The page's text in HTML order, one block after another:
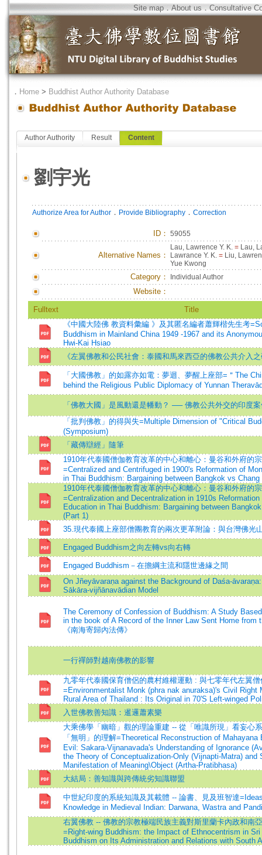
Site map．About us．Consultative
． Home > Buddhist Author Authority Database
Author Authority Result Content
劉宇光
Authorize Area for Author ． Provide Bibliography ． Correction
ID ： 59055
Alternative Names：
Lau, Lawrence Y. K. = Lau,
Lawrance Y. K. = Liu,
Yue Kwong
Category： Individual Author
Website：
Fulltext
Title
《中國大陸佛 教資料彙編 》及其匿名編者蕭輝楷先生考
Buddhism in Mainland China 1949 -1967 and its
Hwi-Kai Hsiao
《左翼佛教和公民社會：泰國和馬來西亞的佛教公共介入
「大國佛教」的如露亦如電：夢迴、夢醒上座部=＂The
behind the Religious Public Diplomacy of Yunnan
「佛教大國」是風動還是幡動？ ── 佛教公共外交的印度
「批判佛教」的得與失=Multiple Dimension of "Critical
(Symposium)
「藏傳辯經」隨筆
1910年代泰國僧伽教育改革的中心和離心：曼谷和外府的
=Centralized and Centrifuged in 1900's Reformation of
in Thai Buddhism: Bargaining between Bangkok vs Chang
1910年代泰國僧伽教育改革的中心和離心：曼谷和外府的
=Centralization and Decentralization in 1910s
Education in Thai Buddhism: Bargaining between
(Part 1)
35.現代泰國上座部僧團教育的兩次更革附論：與台灣佛光
Engaged Buddhism之向左轉vs向右轉
Engaged Buddhism－在擔綱主流和隱世邊緣之間
On Jñeyāvaraṇa against the Background of Daśa-
Sākāra-vijñānavādian Model
The Ceremony of Confession of Buddhism: A Study
in the book of A Record of the Inner Law Sent Home from
《南海寄歸內法傳》
一行禪師對越南佛教的影響
九零年代泰國保育僧侶的農村維權運動 : 與七零年代左翼
=Environmentalist Monk (phra nak anuraksa)'s Civil Right
Rural Area of Thailand : Its Original in 70'S Left-winged
入世佛教善知識：暹邏蕭素樂
大乘佛學「幽暗」觀的理論重建 -- 從「唯識所現」看妄心
「無明」的理解=Theoretical Reconstruction of Mahayana
Evil: Sakara-Vijnanavada's Understanding of Ignorance
the Theory of Conceptualization-Only (Vijnapti-Matra) and
Manifestation of Meaning\Object (Artha-Pratibhasa)
大結局：善知識與跨傳統劣知識聯盟
中世紀印度的系統知識及其載體 -- 論書、見及班智達
Knowledge in Medieval Indian: Darwana, Wastra and
右翼佛教 -- 佛教的宗教極端民族主義對斯里蘭卡內政和南
=Right-wing Buddhism: the Impact of Ethnocentrism in Sri
Buddhism on Its Administration and Relations with South